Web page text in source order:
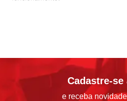
Cadastre-se
e receba